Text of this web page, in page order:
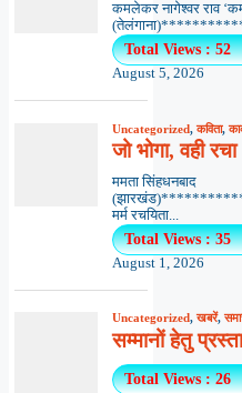
कमलेकर नागेश्वर राव
Total Views : 52
August 5, 2026
Uncategorized,कविता,
जो भोगा, वही रचा
ममता सिंहधनबाद
मर्म रचयिता...
Total Views : 35
August 1, 2026
Uncategorized,खबरें,
सम्मानों हेतु
Total Views : 26